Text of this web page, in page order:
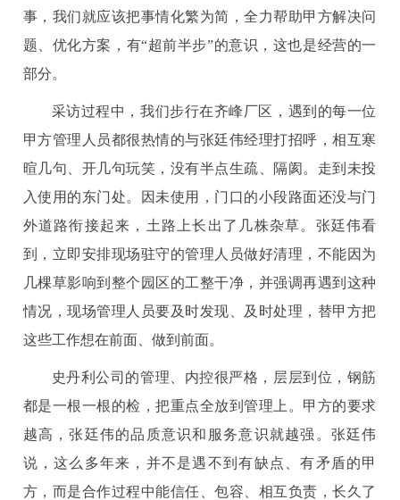
事，我们就应该把事情化繁为简，全力帮助甲方解决问
题、优化方案，有“超前半步”的意识，这也是经营的一
部分。
采访过程中，我们步行在齐峰厂区，遇到的每一位
甲方管理人员都很热情的与张廷伟经理打招呼，相互寒
暄几句、开几句玩笑，没有半点生疏、隔阂。走到未投
入使用的东门处。因未使用，门口的小段路面还没与门
外道路衔接起来，土路上长出了几株杂草。张廷伟看
到，立即安排现场驻守的管理人员做好清理，不能因为
几棵草影响到整个园区的工整干净，并强调再遇到这种
情况，现场管理人员要及时发现、及时处理，替甲方把
这些工作想在前面、做到前面。
史丹利公司的管理、内控很严格，层层到位，钢筋
都是一根一根的检，把重点全放到管理上。甲方的要求
越高，张廷伟的品质意识和服务意识就越强。张廷伟
说，这么多年来，并不是遇不到有缺点、有矛盾的甲
方，而是合作过程中能信任、包容、相互负责，长久了